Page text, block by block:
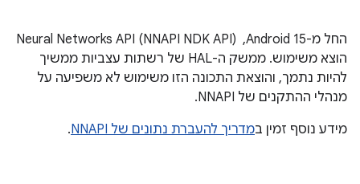
החל מ-Android 15, ‏ Neural Networks API (NNAPI NDK API)
הוצא משימוש. ממשק ה-HAL של רשתות עצביות ממשיך
להיות נתמך, והוצאת התכונה הזו משימוש לא משפיעה על
מנהלי ההתקנים של NNAPI.
מידע נוסף זמין במדריך להעברת נתונים של NNAPI .